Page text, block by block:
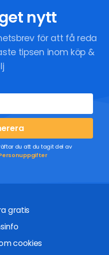
nytt
för att få reda
tipsen inom köp &
du att du tagit del av
gratis
cookies